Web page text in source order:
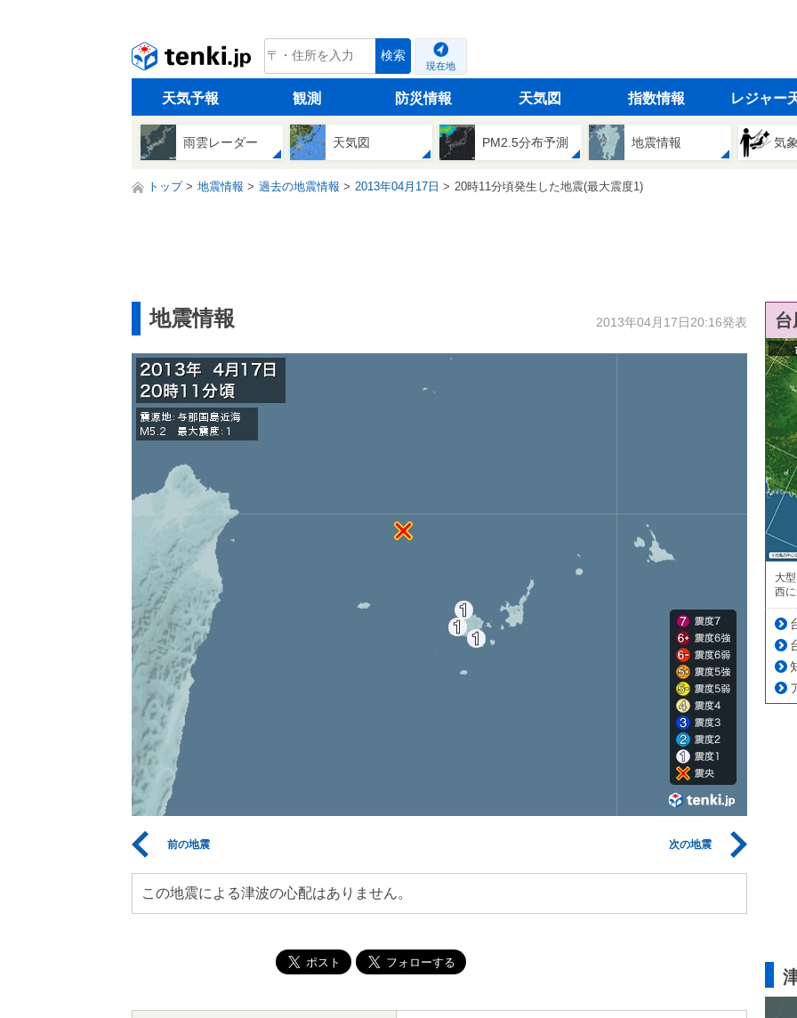
tenki.jp 検索
現在地
天気予報 観測 防災情報 天気図 指数情報 レジャー
雨雲レーダー 天気図 PM2.5分布予測 地震情報 気
トップ 地震情報 過去の地震情報 2013年04月17日 20時11分頃発生した地震(最大震度1)
地震情報 2013年04月17日20:16発表
前の地震 次の地震
この地震による津波の心配はありません。
大
西